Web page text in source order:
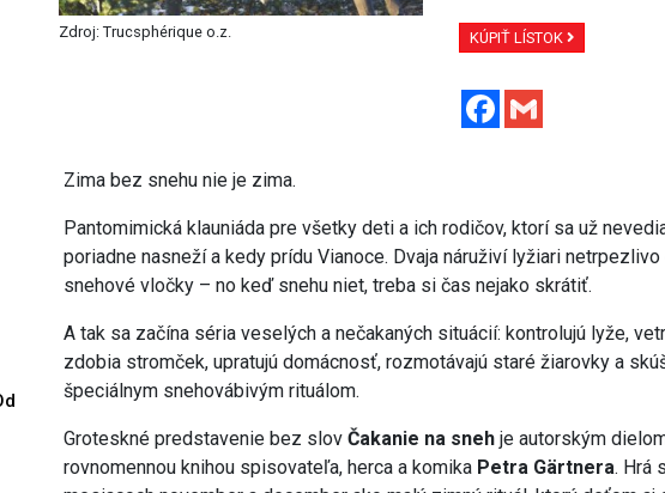
Zdroj: Trucsphérique o.z. KÚPIŤ LÍSTOK
Facebook
Zima bez snehu nie je zima.
Pantomimická klauniáda pre všetky deti a ich rodičov, ktorí sa už
poriadne nasneží a kedy prídu Vianoce. Dvaja náruživí lyžiari netrpezlivo
snehové vločky – no keď snehu niet, treba si čas nejako skrátiť.
A tak sa začína séria veselých a nečakaných situácií: kontrolujú lyže,
zdobia stromček, upratujú domácnosť, rozmotávajú staré žiarovky a
špeciálnym snehovábivým rituálom.
Groteskné predstavenie bez slovČakanie na sneh je autorským
rovnomennou knihou spisovateľa, herca a komika Petra Gärtnera. Hrá